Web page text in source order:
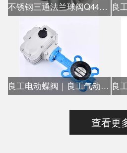
不锈钢三通法兰球阀Q44F L型 Q45F T型
良工电动蝶阀｜良工气动蝶阀｜厂家直销价格
查看更